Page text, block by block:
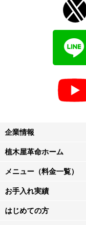
企業情報
植木屋革命ホーム
メニュー（料金一覧）
お手入れ実績
はじめての方